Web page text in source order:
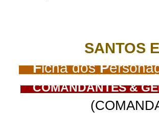
SANTOS
---Ficha dosP
---COMANDANTES &